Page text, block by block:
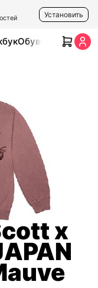
Установить
Обувь Одежда
x